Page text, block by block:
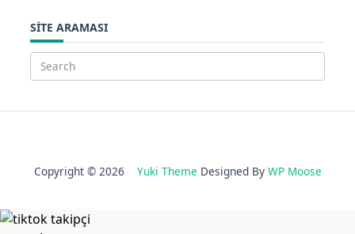
SITE ARAMASI
Search
Copyright © 2026 Yuki Theme Designed By WP Moose